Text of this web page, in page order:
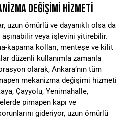
DEĞIŞIMI HIZMETI
uzun ömürlü ve dayanıklı olsa da
veya işlevini yitirebilir.
kapama kolları, menteşe ve kilit
düzenli kullanımla zamanla
olarak, Ankara’nın tüm
mekanizma değişimi hizmeti
Çayyolu, Yenimahalle,
pimapen kapı ve
gideriyor, uzun ömürlü